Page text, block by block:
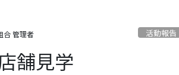
合 管理者 活動報告
舗見学